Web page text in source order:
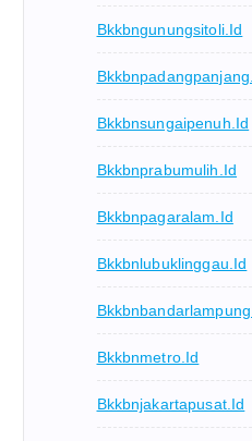
Bkkbngunungsitoli.id
Bkkbnsungaipenuh.id
Bkkbnprabumulih.id
Bkkbnpagaralam.id
Bkkbnlubuklinggau.id
Bkkbnmetro.id
Bkkbnjakartapusat.id